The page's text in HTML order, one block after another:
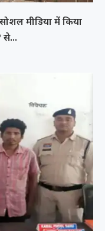
मीडिया में किया
से...